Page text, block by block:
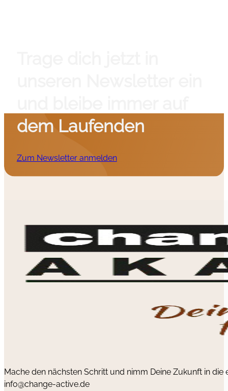
dem Laufenden
Zum Newsletter anmelden
Mache den nächsten Schritt und nimm Deine Zukunft in die
info@change-active.de